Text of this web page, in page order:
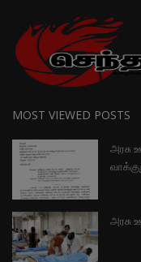
MOST VIEWED POSTS
அரசு
அரசு